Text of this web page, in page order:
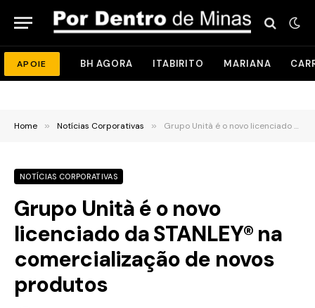
APOIE BH AGORA ITABIRITO MARIANA
Home » Notícias Corporativas » Grupo Unità é o novo licenciado da STANLEY® na comercialização de novos produtos
NOTÍCIAS CORPORATIVAS
Grupo Unità é o novo
licenciado da STANLEY® na
comercialização de novos
produtos